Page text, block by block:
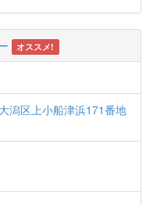
オススメ!
潟区上小船津浜171番地